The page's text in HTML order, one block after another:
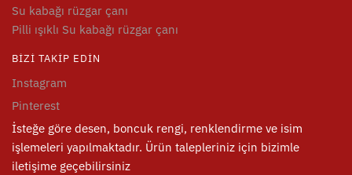
Su kabağı rüzgar çanı
Pilli ışıklı Su kabağı rüzgar çanı
BIZI TAKIP EDIN
Instagram
Pinterest
İsteğe göre desen, boncuk rengi, renklendirme ve isim
işlemeleri yapılmaktadır. Ürün talepleriniz için bizimle
iletişime geçebilirsiniz